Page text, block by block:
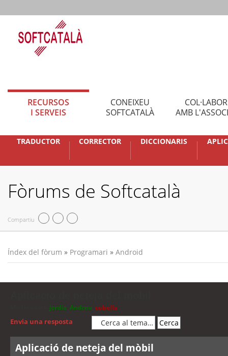
RECURSOS
I SERVEIS
CONEIXEU
SOFTCATALÀ
AMB
TRADUCTOR CORRECTOR DICCIONARIS
Fòrums de Softcatalà
Compartiu
Índex del fòrum » Programari » Android
jordis Andreu cubells
Envia una resposta
Aplicació de neteja del mòbil